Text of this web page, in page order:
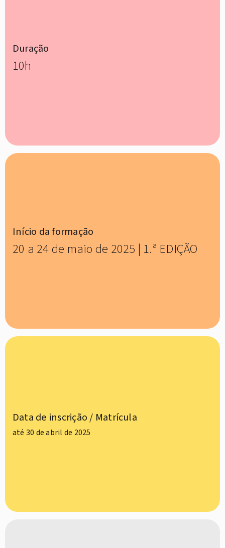
Duração
10h
Início da formação
20 a 24 de maio de 2025 | 1.ª EDIÇÃO
Data de inscrição / Matrícula
até 30 de abril de 2025